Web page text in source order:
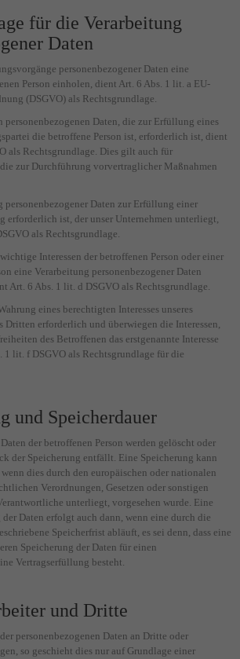
für die Verarbeitung
Daten
personenbezogener Daten eine
Person einholen, dient Art. 6 Abs. 1 lit. a EU-
(DSGVO) als Rechtsgrundlage.
personenbezogenen Daten, die zur Erfüllung eines
die betroffene Person ist, erforderlich ist, dient
als Rechtsgrundlage. Dies gilt auch für
zur Durchführung vorvertraglicher Maßnahmen
personenbezogener Daten zur Erfüllung einer
erforderlich ist, der unser Unternehmen unterliegt,
als Rechtsgrundlage.
Interessen der betroffenen Person oder einer
eine Verarbeitung personenbezogener Daten
Art. 6 Abs. 1 lit. d DSGVO als Rechtsgrundlage.
eines berechtigten Interesses unseres
Dritten erforderlich und überwiegen die Interessen,
des Betroffenen das erstgenannte Interesse
1 lit. f DSGVO als Rechtsgrundlage für die
und Speicherdauer
der betroffenen Person werden gelöscht oder
der Speicherung entfällt. Eine Speicherung kann
dies durch den europäischen oder nationalen
Verordnungen, Gesetzen oder sonstigen
unterliegt, vorgesehen wurde. Eine
Daten erfolgt auch dann, wenn eine durch die
Speicherfrist abläuft, es sei denn, dass eine
Speicherung der Daten für einen
Vertragserfüllung besteht.
und Dritte
personenbezogenen Daten an Dritte oder
so geschieht dies nur auf Grundlage einer
Website erforderlich.
Cookie-Informationen anzeigen
Datenschutzerklärung Impressum